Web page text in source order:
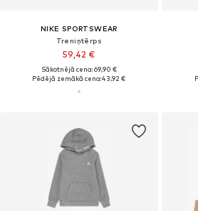
NIKE SPORTSWEAR
Treniņtērps
59,42 €
Sākotnējā cena: 69,90 €
Pēdējā zemākā cena:43,92 €